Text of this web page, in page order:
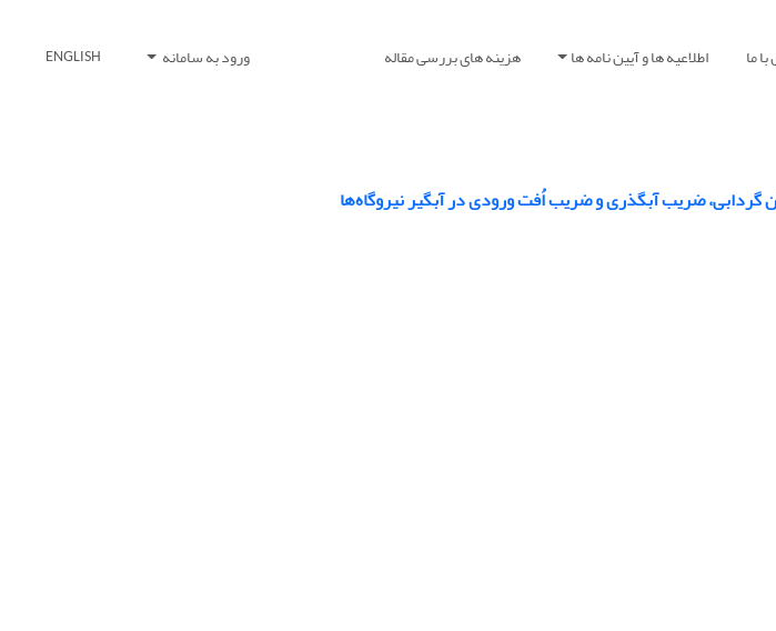
ما اطلاعیه ها و آیین نامه ها هزینه های بررسی مقاله ورود به سامانه ENGLISH
ضریب آبگذری و ضریب اُفت ورودی در آبگیر نیروگاه‌ها